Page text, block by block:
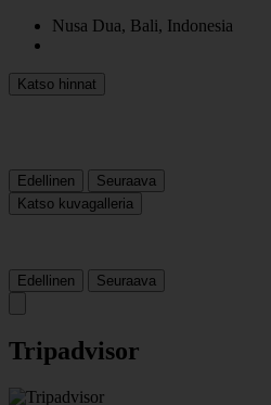
Nusa Dua, Bali, Indonesia
Katso hinnat
Edellinen
Seuraava
Katso kuvagalleria
Edellinen Seuraava
Tripadvisor